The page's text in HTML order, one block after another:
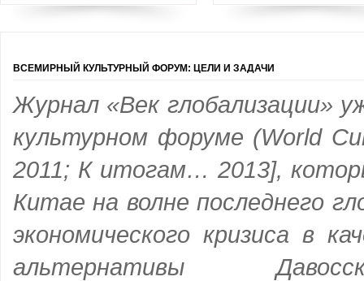
ВСЕМИРНЫЙ КУЛЬТУРНЫЙ ФОРУМ: ЦЕЛИ И ЗАДАЧИ
Журнал «Век глобализации»
культурном форуме (World
2011; К итогам… 2013],
Китае на волне последнего
экономического кризиса в
альтернативы